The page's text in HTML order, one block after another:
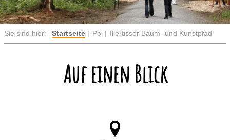
Sie sind hier: Startseite Poi Illertisser Baum- und Kunstpfad
Auf einen Blick